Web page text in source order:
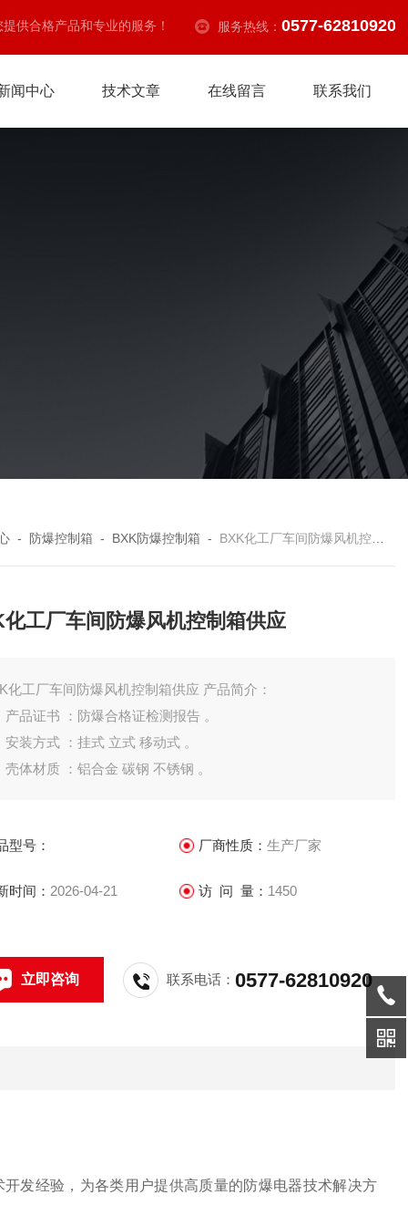
供合格产品和专业的服务！ 服务热线： 0577-62810920
闻中心 技术文章 在线留言 联系我们
- 防爆控制箱 - BXK防爆控制箱 - BXK化工厂车间防爆风机控制箱供应
工厂车间防爆风机控制箱供应
BXK化工厂车间防爆风机控制箱供应 产品简介：
产品证书 ：防爆合格证检测报告 。
安装方式 ：挂式 立式 移动式 。
壳体材质 ：铝合金 碳钢 不锈钢 。
型号： 厂商性质： 生产厂家
时间： 2026-04-21 访 问 量： 1450
立即咨询 联系电话：0577-62810920
经验，为各类用户提供高质量的防爆电器技术解决方